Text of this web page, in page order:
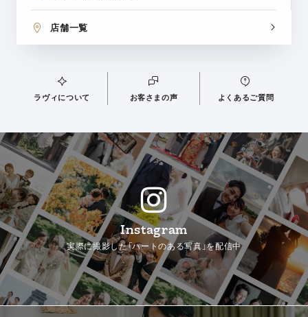
店舗一覧
ラヴィについて お客さまの声 よくあるご質問
Instagram
実際に撮影した「ハートのある写真」を配信中